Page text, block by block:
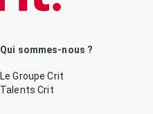
Qui sommes-nous ?
Le Groupe Crit
Talents Crit